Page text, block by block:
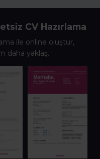
CV Hazırlama
ile online oluştur,
daha yaklaş.